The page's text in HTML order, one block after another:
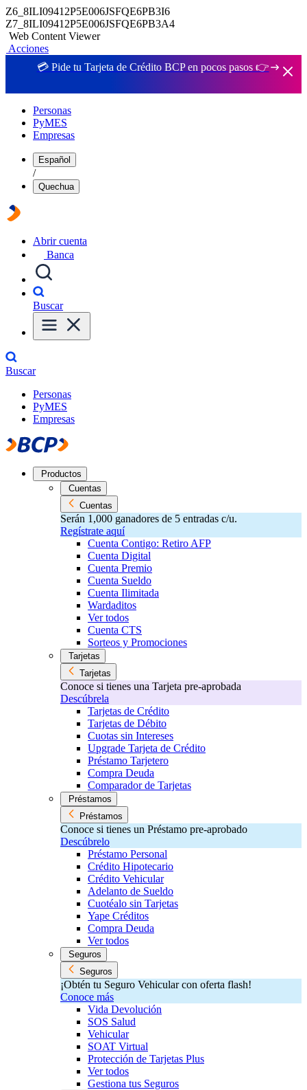
Z6_8ILI09412P5E006JSFQE6PB3I6
Z7_8ILI09412P5E006JSFQE6PB3A4
Web Content Viewer
Acciones
💳 Pide tu Tarjeta de Crédito BCP en pocos pasos 👉
Personas
PyMES
Empresas
Español
/
Quechua
Abrir cuenta
Banca
Buscar
Buscar
Personas
PyMES
Empresas
Productos
Cuentas
Cuentas
Serán 1,000 ganadores de 5 entradas c/u.
Regístrate aquí
Cuenta Contigo: Retiro AFP
Cuenta Digital
Cuenta Premio
Cuenta Sueldo
Cuenta Ilimitada
Wardaditos
Ver todos
Cuenta CTS
Sorteos y Promociones
Tarjetas
Tarjetas
Conoce si tienes una Tarjeta pre-aprobada
Descúbrela
Tarjetas de Crédito
Tarjetas de Débito
Cuotas sin Intereses
Upgrade Tarjeta de Crédito
Préstamo Tarjetero
Compra Deuda
Comparador de Tarjetas
Préstamos
Préstamos
Conoce si tienes un Préstamo pre-aprobado
Descúbrelo
Préstamo Personal
Crédito Hipotecario
Crédito Vehicular
Adelanto de Sueldo
Cuotéalo sin Tarjetas
Yape Créditos
Compra Deuda
Ver todos
Seguros
Seguros
¡Obtén tu Seguro Vehicular con oferta flash!
Conoce más
Vida Devolución
SOS Salud
Vehicular
SOAT Virtual
Protección de Tarjetas Plus
Ver todos
Gestiona tus Seguros